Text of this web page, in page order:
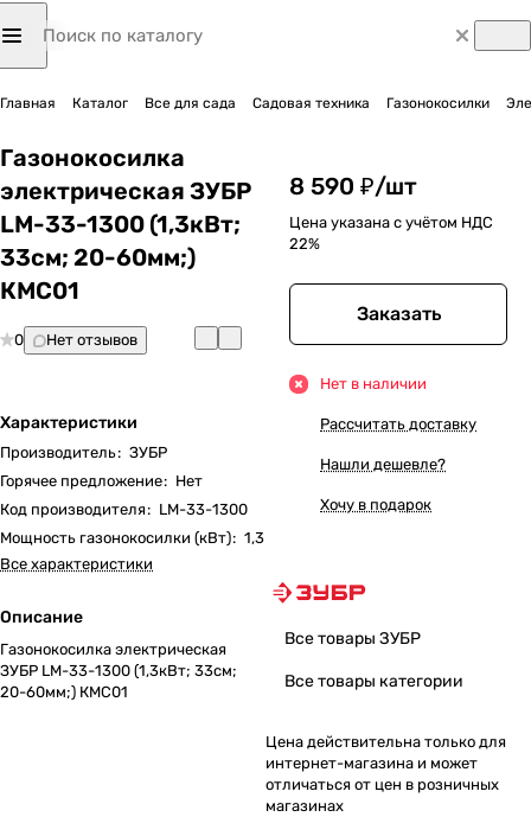
Главная Каталог Все для сада Садовая техника Газонокосилки
Газонокосилка
электрическая ЗУБР
LM-33-1300 (1,3кВт;
33cм; 20-60мм;)
КМС01
0 Нет отзывов
Характеристики
Производитель: ЗУБР
Горячее предложение: Нет
Код производителя: LM-33-1300
Мощность газонокосилки (кВт): 1,3
Все характеристики
Описание
Газонокосилка электрическая
ЗУБР LM-33-1300 (1,3кВт; 33cм;
20-60мм;) КМС01
8 590 ₽/шт
Цена указана с учётом НДС
22%
Заказать
Нет в наличии
Рассчитать доставку
Нашли дешевле?
Хочу в подарок
Все товары ЗУБР
Все товары категории
Цена действительна только для
интернет-магазина и может
отличаться от цен в розничных
магазинах